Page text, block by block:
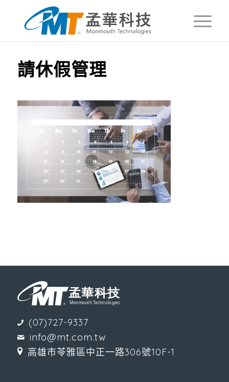
請休假管理
(07)727-9337
info@mt.com.tw
高雄市苓雅區中正一路306號10F-1